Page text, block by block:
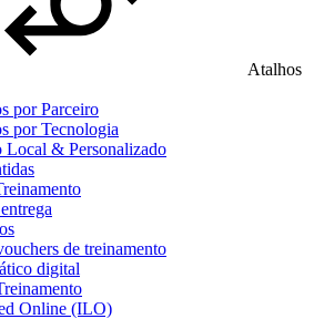
Atalhos
por Parceiro
por Tecnologia
Local & Personalizado
de treinamento
digital
Online (ILO)